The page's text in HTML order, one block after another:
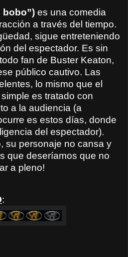
bobo”) es una comedia
a través del tiempo.
sigue entreteniendo
del espectador. Es sin
fan de Buster Keaton,
público cautivo. Las
lo mismo que el
es tratado con
a la audiencia (a
es estos días, donde
del espectador).
su personaje no cansa y
que deseríamos que no
a pleno!
: